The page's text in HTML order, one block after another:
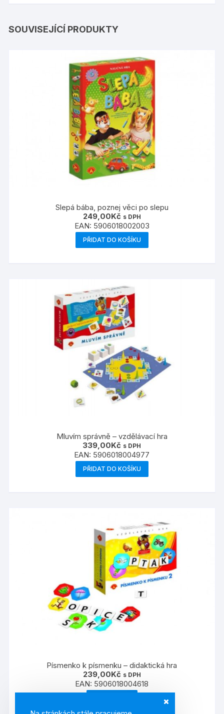
SOUVISEJÍCÍ PRODUKTY
Slepá bába, poznej věci po slepu
249,00Kč s DPH
EAN: 5906018002003
PŘIDAT DO KOŠÍKU
Mluvím správně – vzdělávací hra
339,00Kč s DPH
EAN: 5906018004977
PŘIDAT DO KOŠÍKU
Písmenko k písmenku – didaktická hra
239,00Kč s DPH
EAN: 5906018004618